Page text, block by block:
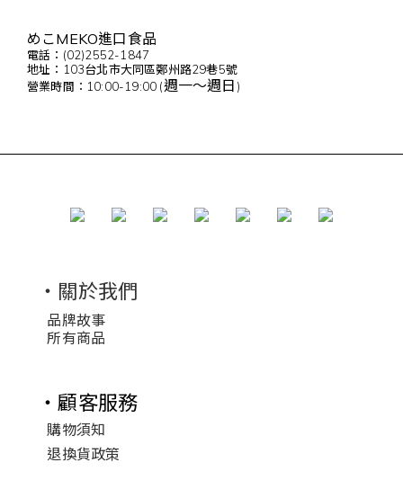
めこMEKO進口食品
電話：(02)2552-1847
地址：103台北市大同區鄭州路29巷5號
營業時間：10:00-19:00 (週一～週日 )
・關於我們
品牌故事
所有商品
・顧客服務
購物須知
退換貨政策